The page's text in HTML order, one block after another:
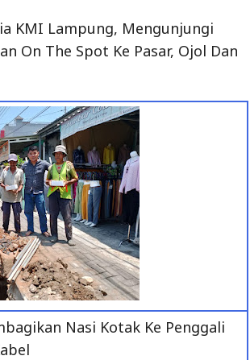
KMI Lampung, Mengunjungi
On The Spot Ke Pasar, Ojol Dan
Nasi Kotak Ke Penggali